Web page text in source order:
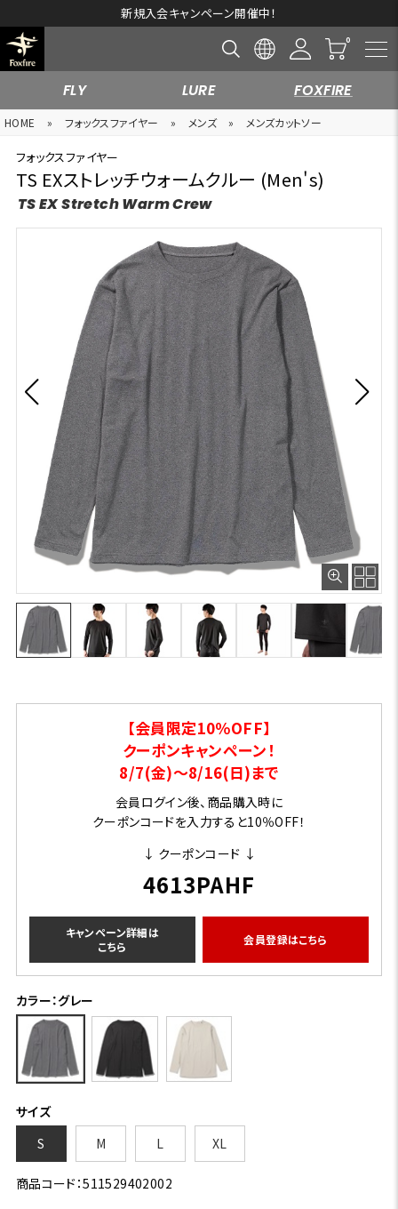
新規入会キャンペーン開催中！
FLY LURE FOXFIRE
HOME » フォックスファイヤー » メンズ » メンズカットソー
フォックスファイヤー
TS EXストレッチウォームクルー (Men's)
TS EX Stretch Warm Crew
【会員限定10％OFF】
クーポンキャンペーン！
8/7(金)～8/16(日)まで
会員ログイン後、商品購入時に
クーポンコードを入力すると10％OFF！
↓ クーポンコード ↓
4613PAHF
キャンペーン詳細は
こちら
会員登録はこちら
カラー：グレー
サイズ
S
M L XL
商品コード：511529402002